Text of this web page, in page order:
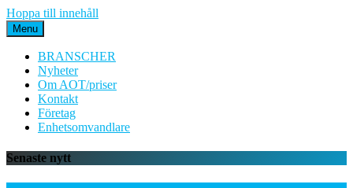
Hoppa till innehåll
Menu
BRANSCHER
Nyheter
Om AOT/priser
Kontakt
Företag
Enhetsomvandlare
Senaste nytt